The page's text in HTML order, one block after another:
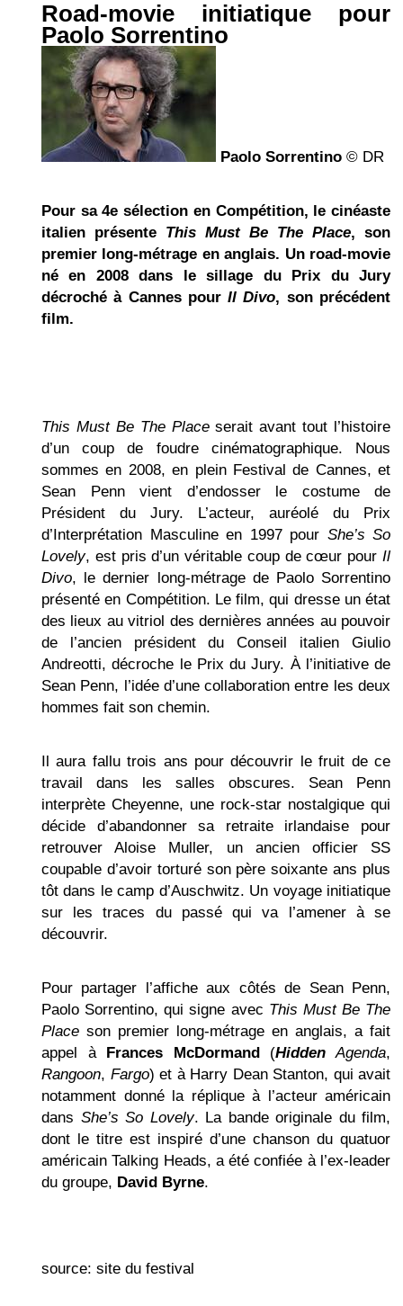
Road-movie initiatique pour
Paolo Sorrentino
Paolo Sorrentino © DR
Pour sa 4e sélection en Compétition, le cinéaste
italien présente This Must Be The Place, son
premier long-métrage en anglais. Un road-movie
né en 2008 dans le sillage du Prix du Jury
décroché à Cannes pourIl Divo, son précédent
film.
This Must Be The Placeserait avant tout l’histoire
d’un coup de foudre cinématographique. Nous
sommes en 2008, en plein Festival de Cannes, et
Sean Penn vient d’endosser le costume de
Président du Jury. L’acteur, auréolé du Prix
d’Interprétation Masculine en 1997 pour She’s So
Lovely, est pris d’un véritable coup de cœur pour Il
Divo, le dernier long-métrage de Paolo Sorrentino
présenté en Compétition. Le film, qui dresse un état
des lieux au vitriol des dernières années au pouvoir
de l’ancien président du Conseil italien Giulio
Andreotti, décroche le Prix du Jury. À l’initiative de
Sean Penn, l’idée d’une collaboration entre les deux
hommes fait son chemin.
Il aura fallu trois ans pour découvrir le fruit de ce
travail dans les salles obscures. Sean Penn
interprète Cheyenne, une rock-star nostalgique qui
décide d’abandonner sa retraite irlandaise pour
retrouver Aloise Muller, un ancien officier SS
coupable d’avoir torturé son père soixante ans plus
tôt dans le camp d’Auschwitz. Un voyage initiatique
sur les traces du passé qui va l’amener à se
découvrir.
Pour partager l’affiche aux côtés de Sean Penn,
Paolo Sorrentino, qui signe avec This Must Be The
Place son premier long-métrage en anglais, a fait
appel à Frances McDormand(Hidden Agenda,
Rangoon, Fargo) et à Harry Dean Stanton, qui avait
notamment donné la réplique à l’acteur américain
dans She’s So Lovely. La bande originale du film,
dont le titre est inspiré d’une chanson du quatuor
américain Talking Heads, a été confiée à l’ex-leader
du groupe, David Byrne.
source: site du festival